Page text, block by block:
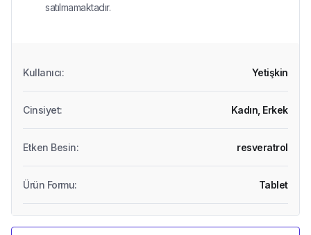
satılmamaktadır.
Kullanıcı: Yetişkin
Cinsiyet: Kadın, Erkek
Etken Besin: resveratrol
Ürün Formu: Tablet